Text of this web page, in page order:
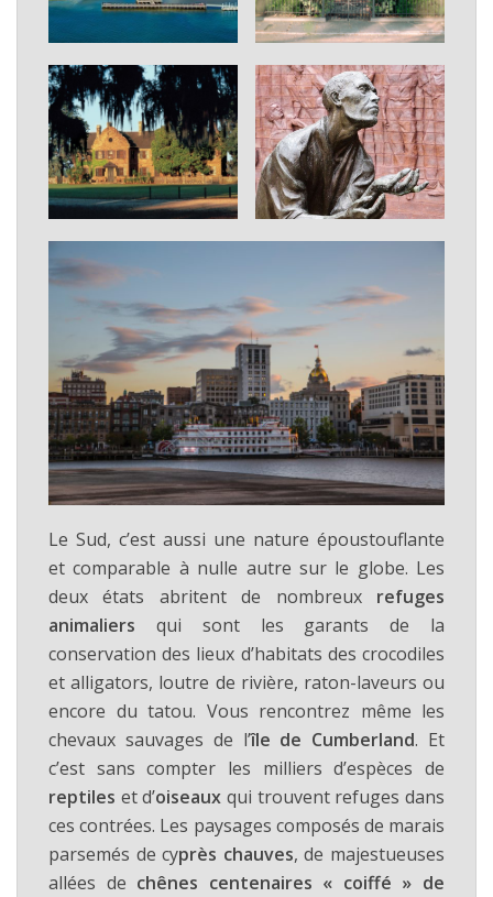
Le Sud, c’est aussi une nature époustouflante
et comparable à nulle autre sur le globe. Les
deux états abritent de nombreux refuges
animaliers qui sont les garants de la
conservation des lieux d’habitats des crocodiles
et alligators, loutre de rivière, raton-laveurs ou
encore du tatou. Vous rencontrez même les
chevaux sauvages de l’île de Cumberland. Et
c’est sans compter les milliers d’espèces de
reptiles et d’oiseauxqui trouvent refuges dans
ces contrées. Les paysages composés de marais
parsemés de cyprès chauves, de majestueuses
allées de chênes centenaires « coiffé » de